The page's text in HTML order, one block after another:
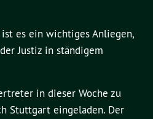
ist es ein wichtiges Anliegen,
Justiz in ständigem
in dieser Woche zu
Stuttgart eingeladen. Der